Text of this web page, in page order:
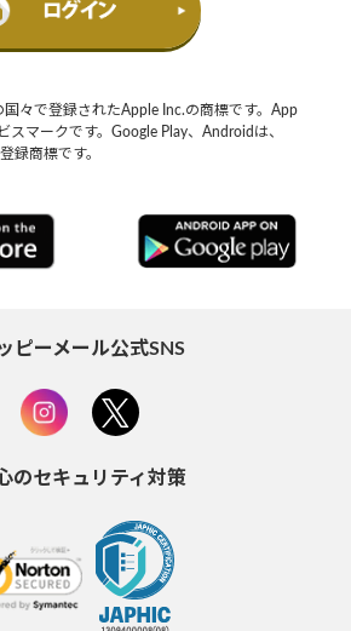
々で登録されたApple Inc.の商標です。App
スマークです。Google Play、Androidは、
録商標です。
ピーメール公式SNS
のセキュリティ対策